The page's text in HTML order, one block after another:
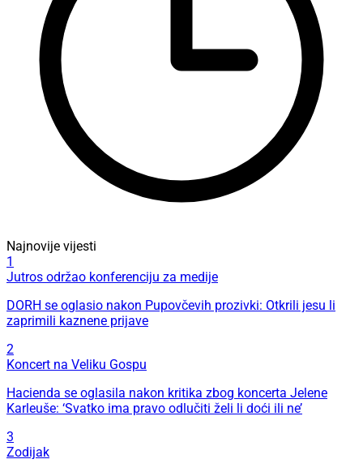
Najnovije vijesti
1
Jutros održao konferenciju za medije
DORH se oglasio nakon Pupovčevih prozivki: Otkrili jesu li
zaprimili kaznene prijave
2
Koncert na Veliku Gospu
Hacienda se oglasila nakon kritika zbog koncerta Jelene
Karleuše: ‘Svatko ima pravo odlučiti želi li doći ili ne’
3
Zodijak